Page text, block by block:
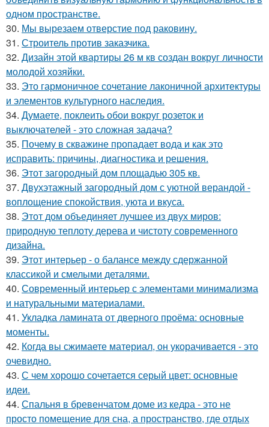
одном пространстве.
30. Мы вырезаем отверстие под раковину.
31. Строитель против заказчика.
32. Дизайн этой квартиры 26 м кв создан вокруг личности
молодой хозяйки.
33. Это гармоничное сочетание лаконичной архитектуры
и элементов культурного наследия.
34. Думаете, поклеить обои вокруг розеток и
выключателей - это сложная задача?
35. Почему в скважине пропадает вода и как это
исправить: причины, диагностика и решения.
36. Этот загородный дом площадью 305 кв.
37. Двухэтажный загородный дом с уютной верандой -
воплощение спокойствия, уюта и вкуса.
38. Этот дом объединяет лучшее из двух миров:
природную теплоту дерева и чистоту современного
дизайна.
39. Этот интерьер - о балансе между сдержанной
классикой и смелыми деталями.
40. Современный интерьер с элементами минимализма
и натуральными материалами.
41. Укладка ламината от дверного проёма: основные
моменты.
42. Когда вы сжимаете материал, он укорачивается - это
очевидно.
43. С чем хорошо сочетается серый цвет: основные
идеи.
44. Спальня в бревенчатом доме из кедра - это не
просто помещение для сна, а пространство, где отдых